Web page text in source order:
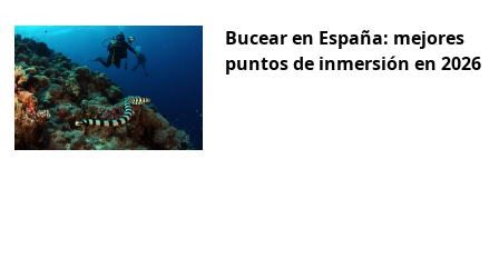
Bucear en España: mejores
puntos de inmersión en 2026